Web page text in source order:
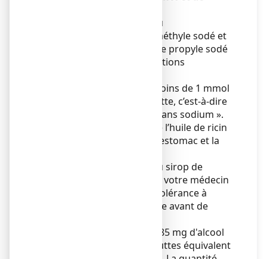
Ce médicament contient du
parahydroxybenzoate de méthyle sodé et
du parahydroxybenzoate de propyle sodé
et peut provoquer des réactions
Ce médicament contient moins de 1 mmol
de sodium (23 mg) par goutte, c’est-à-dire
qu’il est essentiellement « sans sodium ».
Ce médicament contient de l’huile de ricin
et peut causer des maux d’estomac et la
Ce médicament contient du sirop de
maltitol (maltitol liquide). Si votre médecin
vous a informé(e) d’une intolérance à
certains sucres, contactez-le avant de
Ce médicament contient 2,85 mg d'alcool
(éthanol) par prise de 4 gouttes équivalent